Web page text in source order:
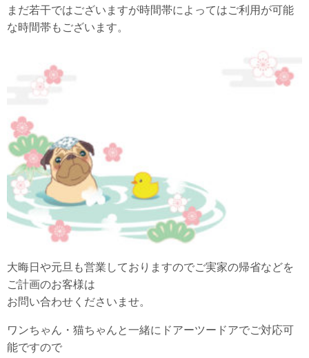
まだ若干ではございますが時間帯によってはご利用が可能
な時間帯もございます。
大晦日や元旦も営業しておりますのでご実家の帰省などを
ご計画のお客様は
お問い合わせくださいませ。
ワンちゃん・猫ちゃんと一緒にドアーツードアでご対応可
能ですので